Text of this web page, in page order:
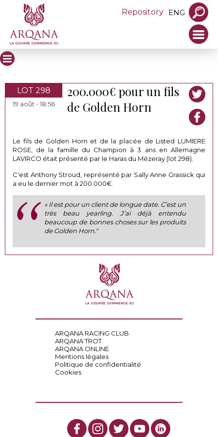
Repository ENG
LOT 298
19 août - 18:56
200.000€ pour un fils
de Golden Horn
Le fils de Golden Horn et de la placée de Listed LUMIERE
ROSE, de la famille du Champion à 3 ans en Allemagne
LAVIRCO était présenté par le Haras du Mézeray (lot 298).
C'est Anthony Stroud, représenté par Sally Anne Grassick qui
a eu le dernier mot à 200.000€.
« Il est pour un client de longue date. C’est un
très beau yearling. J’ai déjà entendu
beaucoup de bonnes choses sur les produits
de Golden Horn."
ARQANA RACING CLUB
ARQANA TROT
ARQANA ONLINE
Mentions légales
Politique de confidentialité
Cookies